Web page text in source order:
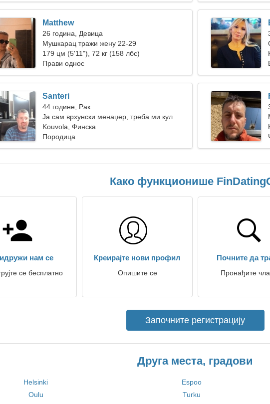
Matthew
26 година, Девица
Мушкарац тражи жену 22-29
179 цм (5'11"), 72 кг (158 лбс)
Прави однос
Santeri
44 године, Рак
Ја сам врхунски менаџер, треба ми кул
жена
Kouvola, Финска
Породица
Како функционише
нам се
се бесплатно
Креирајте нови профил
Опишите се
Почните да
Пронађите
Започните регистрацију
Друга места, градови
Helsinki Espoo
Oulu
Turku